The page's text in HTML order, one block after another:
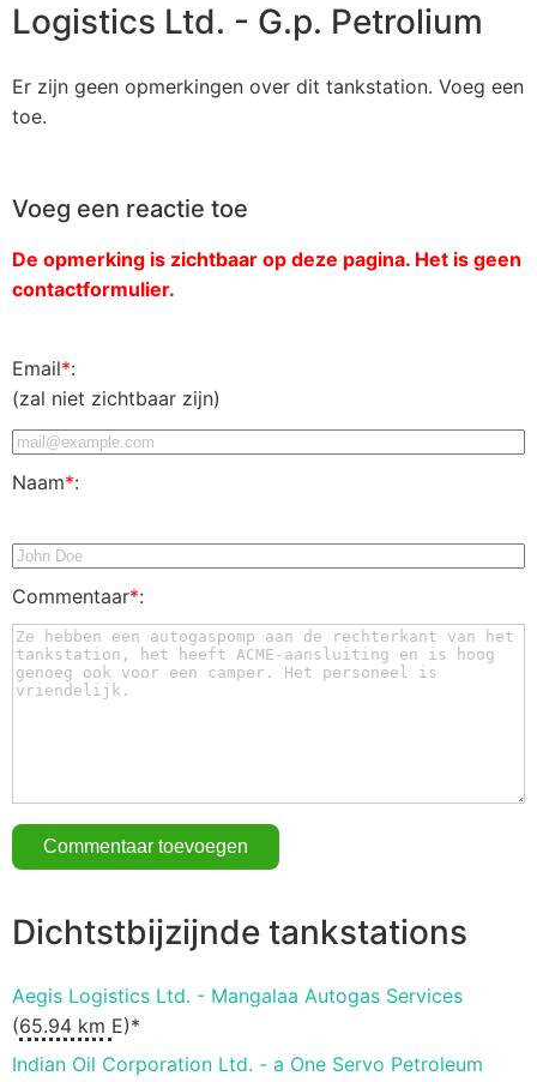
Logistics Ltd. - G.p. Petrolium
Er zijn geen opmerkingen over dit tankstation. Voeg een
toe.
Voeg een reactie toe
De opmerking is zichtbaar op deze pagina. Het is geen
contactformulier.
Email*:
(zal niet zichtbaar zijn)
Naam*:
Commentaar*:
Dichtstbijzijnde tankstations
Aegis Logistics Ltd. - Mangalaa Autogas Services
(65.94 km E)*
Indian Oil Corporation Ltd. - a One Servo Petroleum